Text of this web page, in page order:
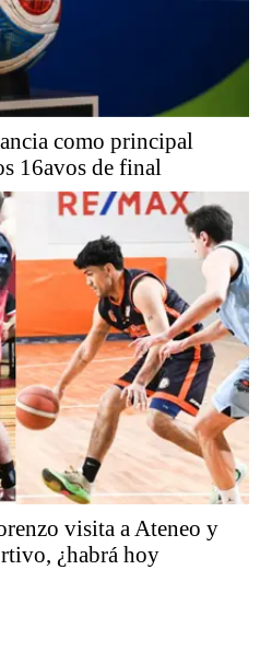
como principal
16avos de final
visita a Ateneo y
¿habrá hoy